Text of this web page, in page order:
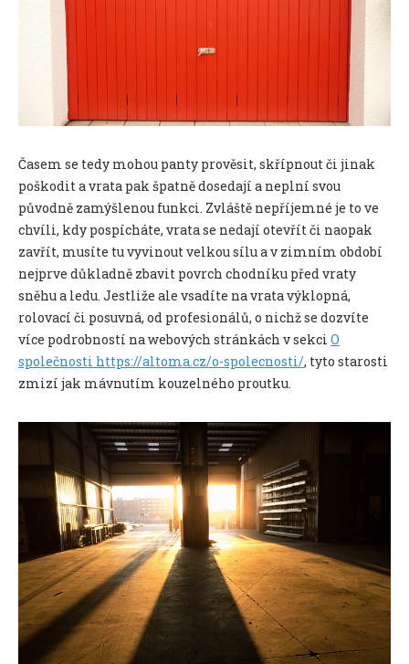
Časem se tedy mohou panty prověsit, skřípnout či jinak
poškodit a vrata pak špatně dosedají a neplní svou
původně zamýšlenou funkci. Zvláště nepříjemné je to ve
chvíli, kdy pospícháte, vrata se nedají otevřít či naopak
zavřít, musíte tu vyvinout velkou sílu a v zimním období
nejprve důkladně zbavit povrch chodníku před vraty
sněhu a ledu. Jestliže ale vsadíte na vrata výklopná,
rolovací či posuvná, od profesionálů, o nichž se dozvíte
více podrobností na webových stránkách v sekci O
společnosti https://altoma.cz/o-spolecnosti/, tyto starosti
zmizí jak mávnutím kouzelného proutku.